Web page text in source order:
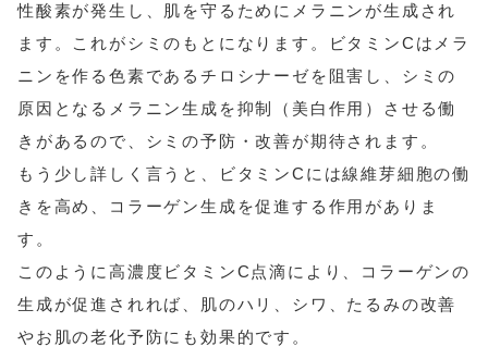
性酸素が発生し、肌を守るためにメラニンが生成され
ます。これがシミのもとになります。ビタミンCはメラ
ニンを作る色素であるチロシナーゼを阻害し、シミの
原因となるメラニン生成を抑制（美白作用）させる働
きがあるので、シミの予防・改善が期待されます。
もう少し詳しく言うと、ビタミンCには線維芽細胞の働
きを高め、コラーゲン生成を促進する作用がありま
す。
このように高濃度ビタミンC点滴により、コラーゲンの
生成が促進されれば、肌のハリ、シワ、たるみの改善
やお肌の老化予防にも効果的です。